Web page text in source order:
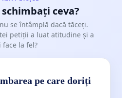
ceva?
se întâmplă dacă tăceți.
petiții a luat atitudine și a
face la fel?
pe care doriți